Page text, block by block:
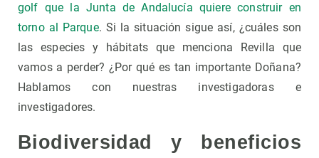
golf que la Junta de Andalucía quiere construir en
torno al Parque. Si la situación sigue así, ¿cuáles son
las especies y hábitats que menciona Revilla que
vamos a perder? ¿Por qué es tan importante Doñana?
Hablamos con nuestras investigadoras e
investigadores.
Biodiversidad y beneficios